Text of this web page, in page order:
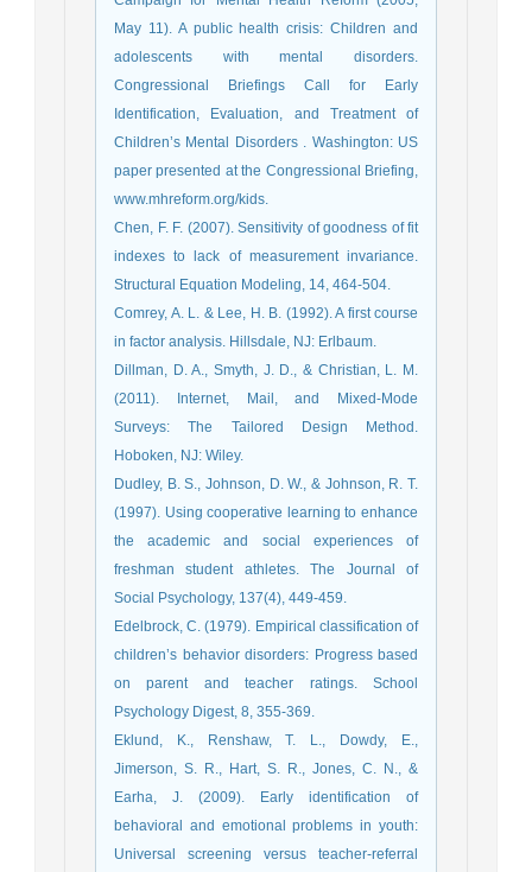
May 11). A public health crisis: Children and
adolescents with mental disorders.
Congressional Briefings Call for Early
Identification, Evaluation, and Treatment of
Children’s Mental Disorders . Washington: US
paper presented at the Congressional Briefing,
www.mhreform.org/kids.
Chen, F. F. (2007). Sensitivity of goodness of fit
indexes to lack of measurement invariance.
Structural Equation Modeling, 14, 464-504.
Comrey, A. L. & Lee, H. B. (1992). A first course
in factor analysis. Hillsdale, NJ: Erlbaum.
Dillman, D. A., Smyth, J. D., & Christian, L. M.
(2011). Internet, Mail, and Mixed-Mode
Surveys: The Tailored Design Method.
Hoboken, NJ: Wiley.
Dudley, B. S., Johnson, D. W., & Johnson, R. T.
(1997). Using cooperative learning to enhance
the academic and social experiences of
freshman student athletes. The Journal of
Social Psychology, 137(4), 449-459.
Edelbrock, C. (1979). Empirical classification of
children’s behavior disorders: Progress based
on parent and teacher ratings. School
Psychology Digest, 8, 355-369.
Eklund, K., Renshaw, T. L., Dowdy, E.,
Jimerson, S. R., Hart, S. R., Jones, C. N., &
Earha, J. (2009). Early identification of
behavioral and emotional problems in youth:
Universal screening versus teacher-referral